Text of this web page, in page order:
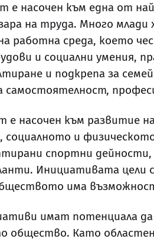
е насочен към една от
на труда. Много
работна среда, което
и социални умения,
и подкрепа за
самостоятелност,
е насочен към развитие
социалното и
спортни
Инициативата цели
има
имат потенциала
общество. Като